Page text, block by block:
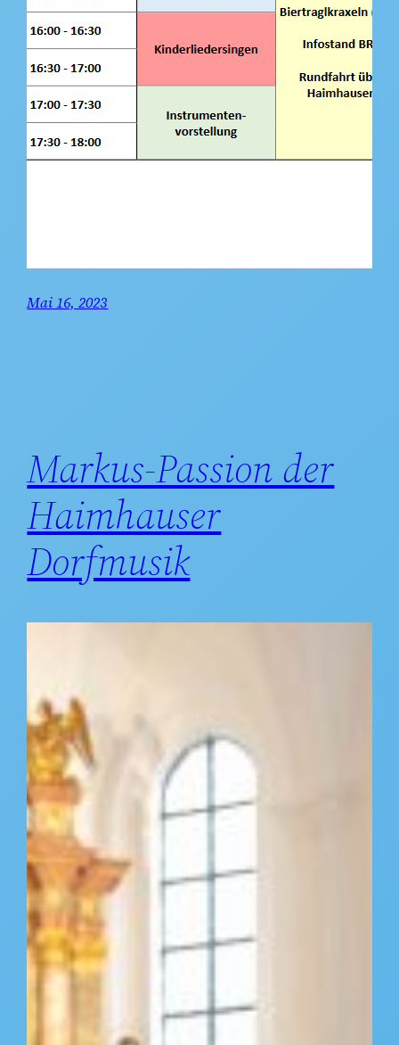
Mai 16, 2023
Markus-Passion der
Haimhauser
Dorfmusik